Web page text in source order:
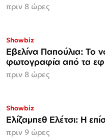
πριν 8 ώρες
Showbiz
Εβελίνα Παπούλια: Το
φωτογραφία από τα
πριν 8 ώρες
Showbiz
Ελίζαμπεθ Ελέτσι: Η
πριν 9 ώρες